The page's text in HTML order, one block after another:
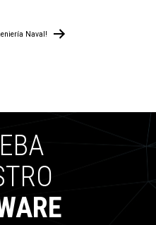
Naval!